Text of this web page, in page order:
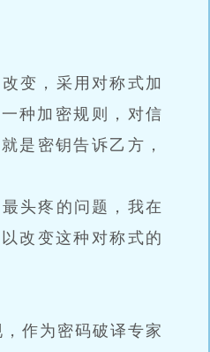
变，采用对称式加
种加密规则，对信
是密钥告诉乙方，
头疼的问题，我在
改变这种对称式的
作为密码破译专家